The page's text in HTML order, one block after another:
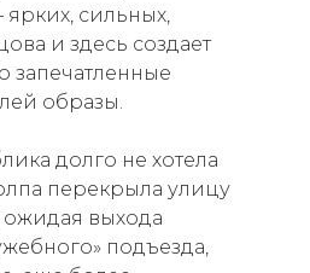
сильных,
и здесь создает
запечатленные
образы.
долго не хотела
перекрыла улицу
ожидая выхода
подъезда,